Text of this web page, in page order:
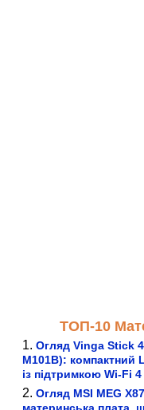
ТОП-10
Огляд Vinga Stick
M101B): компактний
із підтримкою Wi-Fi 4
Огляд MSI MEG